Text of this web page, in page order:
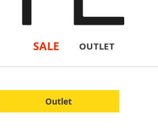
SALE OUTLET
Outlet